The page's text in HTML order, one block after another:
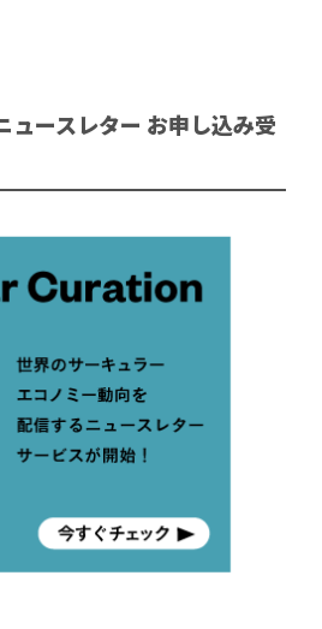
ュースレター お申し込み受